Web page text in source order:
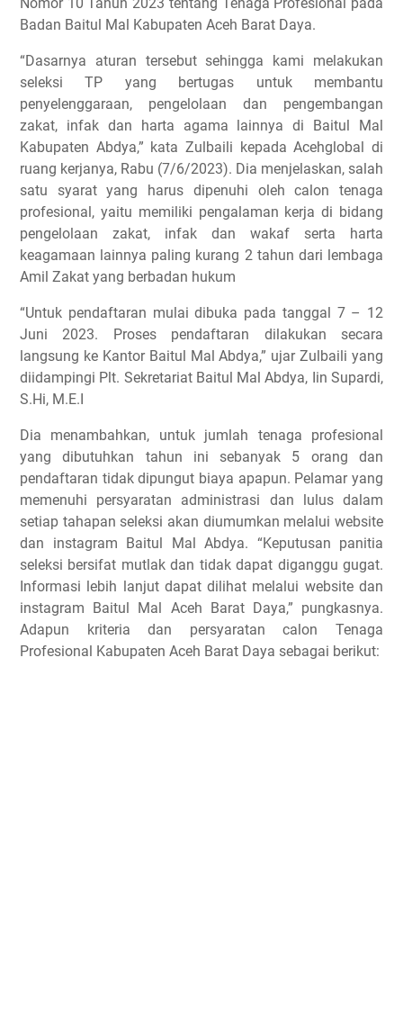
Badan Baitul Mal Kabupaten Aceh Barat Daya.
“Dasarnya aturan tersebut sehingga kami melakukan
seleksi TP yang bertugas untuk membantu
penyelenggaraan, pengelolaan dan pengembangan
zakat, infak dan harta agama lainnya di Baitul Mal
Kabupaten Abdya,” kata Zulbaili kepada Acehglobal di
ruang kerjanya, Rabu (7/6/2023). Dia menjelaskan, salah
satu syarat yang harus dipenuhi oleh calon tenaga
profesional, yaitu memiliki pengalaman kerja di bidang
pengelolaan zakat, infak dan wakaf serta harta
keagamaan lainnya paling kurang 2 tahun dari lembaga
Amil Zakat yang berbadan hukum
“Untuk pendaftaran mulai dibuka pada tanggal 7 – 12
Juni 2023. Proses pendaftaran dilakukan secara
langsung ke Kantor Baitul Mal Abdya,” ujar Zulbaili yang
diidampingi Plt. Sekretariat Baitul Mal Abdya, Iin Supardi,
S.Hi, M.E.I
Dia menambahkan, untuk jumlah tenaga profesional
yang dibutuhkan tahun ini sebanyak 5 orang dan
pendaftaran tidak dipungut biaya apapun. Pelamar yang
memenuhi persyaratan administrasi dan lulus dalam
setiap tahapan seleksi akan diumumkan melalui website
dan instagram Baitul Mal Abdya. “Keputusan panitia
seleksi bersifat mutlak dan tidak dapat diganggu gugat.
Informasi lebih lanjut dapat dilihat melalui website dan
instagram Baitul Mal Aceh Barat Daya,” pungkasnya.
Adapun kriteria dan persyaratan calon Tenaga
Profesional Kabupaten Aceh Barat Daya sebagai berikut: